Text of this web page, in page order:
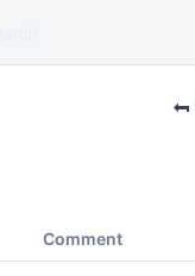
Comment